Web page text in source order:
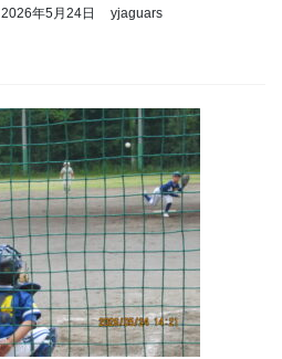
2026年5月24日 yjaguars